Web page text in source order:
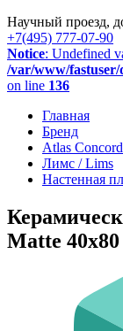
Научный проезд,
+7(495) 777-07-90
Notice: Undefined
/var/www/fastuser/
on line 136
Главная
Бренд
Atlas
Лимс / Lims
Настенная
Matte